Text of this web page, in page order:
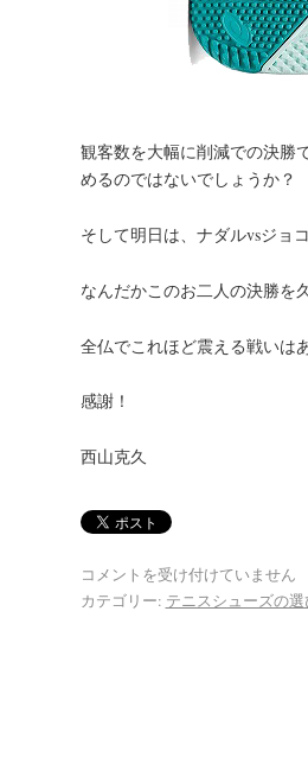
観客数を大幅に削減での決勝
めるのではないでしょうか？
そして明日は、ナダルvsジョ
なんだかこのお二人の決勝を
全仏でこれほど震える戦いは
感謝！
西山克久
コメントを受け付けていません
カテゴリー: テニスシューズの